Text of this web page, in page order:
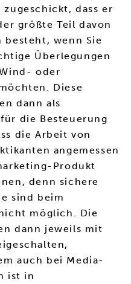
dass er
größte Teil davon
besteht, wenn Sie
Überlegungen
oder
Diese
dann als
die Besteuerung
die Arbeit von
angemessen
Produkt
denn sichere
sind beim
möglich. Die
dann jeweils mit
auch bei Media-
ist in